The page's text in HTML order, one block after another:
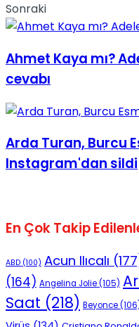
Sonraki
Ahmet Kaya mı?
cevabı
Arda Turan, Burcu
Instagram'dan sildi
En Çok Takip
ABD (100) Acun Ilıcalı
(164) Angelina Jolie(105)
Saat (218) Beyonce